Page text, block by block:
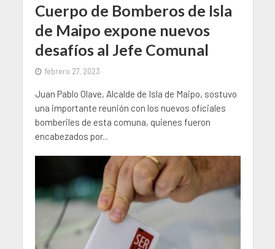
Cuerpo de Bomberos de Isla
de Maipo expone nuevos
desafíos al Jefe Comunal
febrero 27, 2023
Juan Pablo Olave, Alcalde de Isla de Maipo, sostuvo
una importante reunión con los nuevos oficiales
bomberiles de esta comuna, quienes fueron
encabezados por...